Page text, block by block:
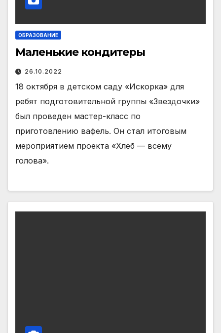
ОБРАЗОВАНИЕ
Маленькие кондитеры
26.10.2022
18 октября в детском саду «Искорка» для
ребят подготовительной группы «Звездочки»
был проведен мастер-класс по
приготовлению вафель. Он стал итоговым
мероприятием проекта «Хлеб — всему
голова».